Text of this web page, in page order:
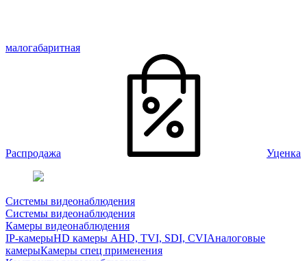
малогабаритная
Распродажа Уценка
Системы видеонаблюдения
Системы видеонаблюдения
Камеры видеонаблюдения
IP-камерыHD камеры AHD, TVI, SDI, CVIАналоговые
камерыКамеры спец применения